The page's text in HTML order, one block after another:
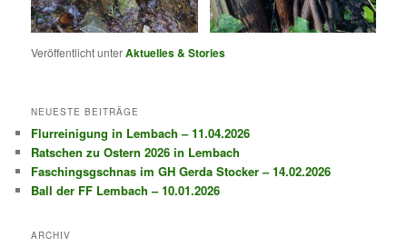
Veröffentlicht unterAktuelles & Stories
NEUESTE BEITRÄGE
Flurreinigung in Lembach – 11.04.2026
Ratschen zu Ostern 2026 in Lembach
Faschingsgschnas im GH Gerda Stocker – 14.02.2026
Ball der FF Lembach – 10.01.2026
ARCHIV